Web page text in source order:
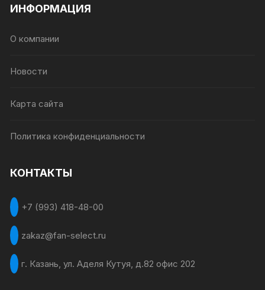
ИНФОРМАЦИЯ
О компании
Новости
Карта сайта
Политика конфиденциальности
КОНТАКТЫ
+7 (993) 418-48-00
zakaz@fan-select.ru
г. Казань, ул. Аделя Кутуя, д.82 офис 202